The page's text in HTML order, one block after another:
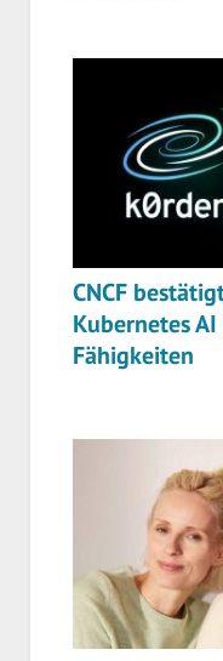
CNCF
Kubernetes
Fähigkeiten